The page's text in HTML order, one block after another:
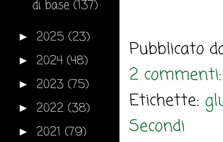
Pubblicato
2
Etichette:
Secondi
di base (137)
► 2025 (23)
► 2024 (48)
► 2023 (75)
► 2022 (38)
► 2021 (79)